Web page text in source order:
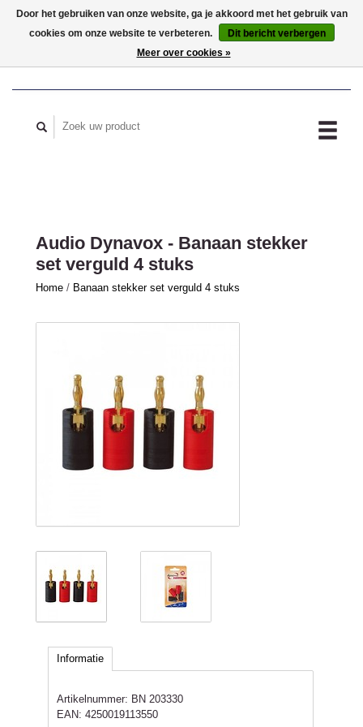
MIJN ACCOUNT
Audio Dynavox - Banaan stekker
set verguld 4 stuks
Home / Banaan stekker set verguld 4 stuks
Informatie
Artikelnummer: BN 203330
EAN: 4250019113550
Door het gebruiken van onze website, ga je akkoord met het gebruik van
cookies om onze website te verbeteren.
Dit bericht verbergen
Meer over cookies »